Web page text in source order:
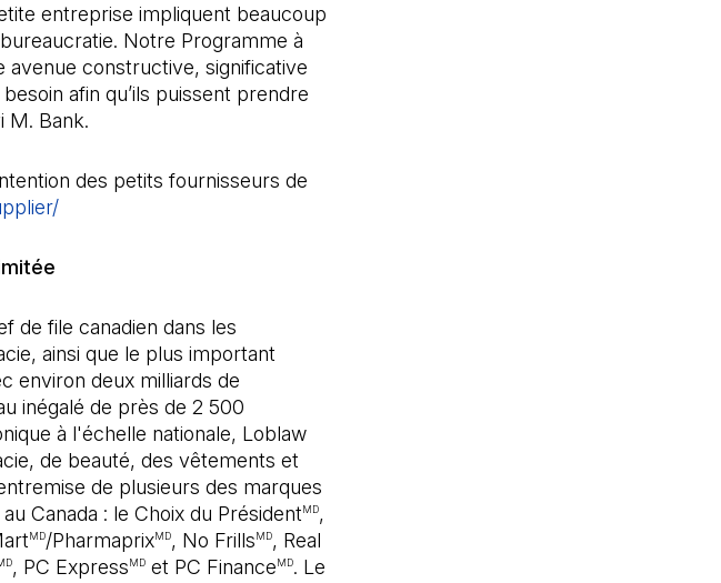
entreprise impliquent beaucoup
Notre Programme à
avenue constructive, significative
afin qu’ils puissent prendre
M. Bank.
des petits fournisseurs de
de file canadien dans les
ainsi que le plus important
environ deux milliards de
inégalé de près de 2 500
à l'échelle nationale, Loblaw
de beauté, des vêtements et
de plusieurs des marques
Canada : le Choix du PrésidentMD,
MD/PharmaprixMD, No FrillsMD, Real
, PC ExpressMDet PC FinanceMD. Le